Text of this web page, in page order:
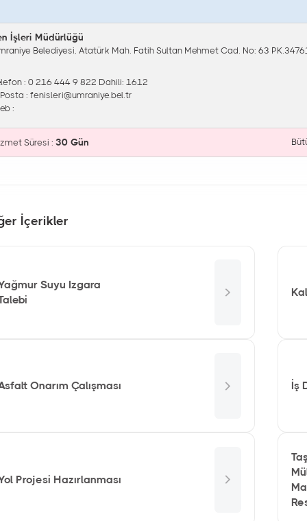
İşleri Müdürlüğü
Belediyesi, Atatürk Mah. Fatih Sultan Mehmet Cad. No: 63
: 0 216 444 9 822 Dahili: 1612
Posta :fenisleri@umraniye.bel.tr
:
Süresi :30 Gün
İçerikler
Suyu Izgara
Onarım Çalışması İş
Projesi Hazırlanması